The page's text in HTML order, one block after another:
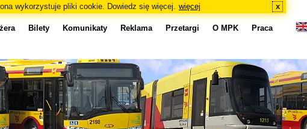
wykorzystuje pliki cookie. Dowiedz się więcej. więcej x
Bilety Komunikaty Reklama Przetargi O MPK Praca